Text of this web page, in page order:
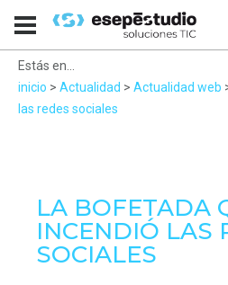
Estás en...
inicio > Actualidad > Actualidad web
las redes sociales
LA BOFETADA
INCENDIÓ LAS
SOCIALES